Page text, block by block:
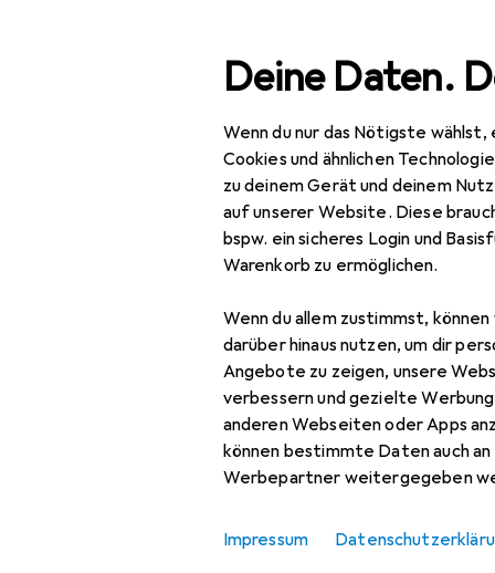
Deine Daten.
Wenn du nur das Nötigste
Cookies und ähnlichen
zu deinem Gerät und deinem
auf unserer Website. Diese
bspw. ein sicheres Login und
Warenkorb zu ermöglichen.
Wenn du allem zustimmst,
darüber hinaus nutzen, um dir
Angebote zu zeigen, unsere
verbessern und gezielte
anderen Webseiten oder Apps
können bestimmte Daten auch
Werbepartner weitergegeben
Impressum
Navigation nach Kategorien
Gesamtsortiment Spielzeug